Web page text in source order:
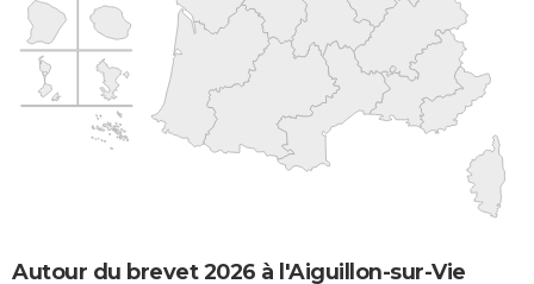
Autour du brevet 2026 à l'Aiguillon-sur-Vie